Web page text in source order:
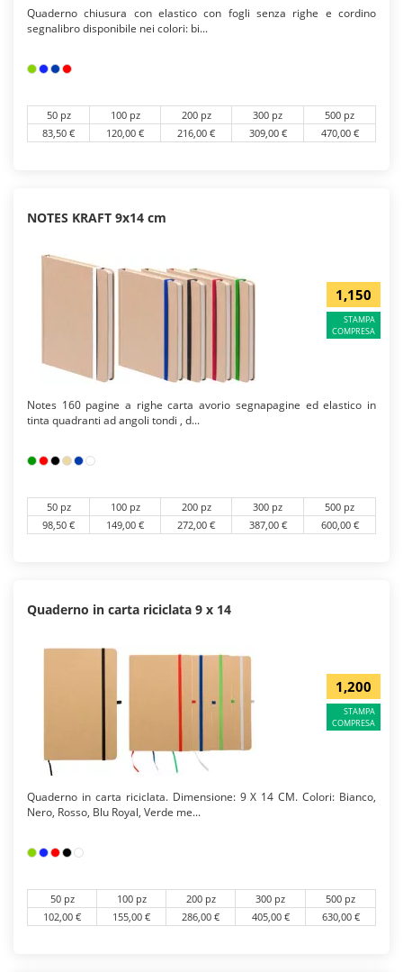
Quaderno chiusura con elastico con fogli senza righe e cordino
segnalibro disponibile nei colori: bi...
50 pz 100 pz 200 pz 300 pz
500 pz
83,50 €
120,00 € 216,00 € 309,00 € 470,00 €
NOTES KRAFT 9x14 cm
1,150
STAMPA
COMPRESA
Notes 160 pagine a righe carta avorio segnapagine ed elastico in
tinta quadranti ad angoli tondi , d...
50 pz 100 pz 200 pz 300 pz
500 pz
98,50 €
149,00 € 272,00 € 387,00 € 600,00 €
Quaderno in carta riciclata 9 x 14
1,200
STAMPA
COMPRESA
Quaderno in carta riciclata. Dimensione: 9 X 14 CM. Colori: Bianco,
Nero, Rosso, Blu Royal, Verde me...
50 pz 100 pz 200 pz 300 pz
500 pz
102,00 €
155,00 € 286,00 € 405,00 € 630,00 €